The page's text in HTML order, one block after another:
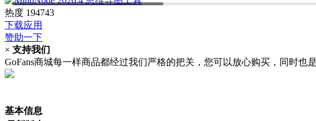
热度 194743
下载应用
赞助一下
× 支持我们
GoFans商城每一样商品都经过我们严格的把关，您可以放心购买，同时也
基本信息